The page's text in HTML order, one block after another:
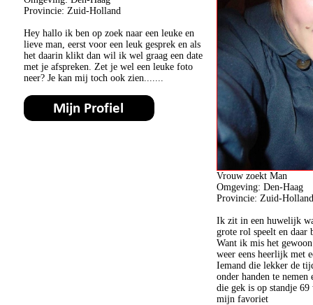
Provincie: Zuid-Holland
Hey hallo ik ben op zoek naar een leuke en
lieve man, eerst voor een leuk gesprek en als
het daarin klikt dan wil ik wel graag een date
met je afspreken. Zet je wel een leuke foto
neer? Je kan mij toch ook zien.......
Vrouw zoekt Man
Omgeving: Den-Haag
Provincie: Zuid-Holland
Ik zit in een huwelijk
grote rol speelt en
Want ik mis het
weer eens heerlijk met
Iemand die lekker de
onder handen te nemen
die gek is op standje
mijn favoriet